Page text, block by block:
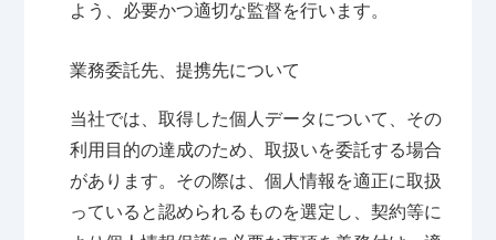
よう、必要かつ適切な監督を行います。
業務委託先、提携先について
当社では、取得した個人データについて、その
利用目的の達成のため、取扱いを委託する場合
があります。その際は、個人情報を適正に取扱
っていると認められるものを選定し、契約等に